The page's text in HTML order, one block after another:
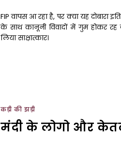
FIP वापस आ रहा है, पर क्या यह दोबारा
के साथ कानूनी विवादों में गुम होकर रह
लिया साक्षात्कार।
कड़ी की झड़ी
मंदी के लोगो और